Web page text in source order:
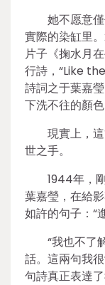
她不愿意
實際的染缸里
片子《掬水月
行詩，“Like
詩詞之于葉嘉
下洗不往的顏色
現實上，
世之手。
1944年，
葉嘉瑩，在給
如許的句子：“
“我也不了
話。這兩句我
句詩真正表達